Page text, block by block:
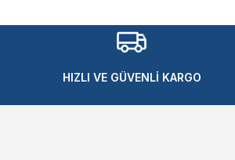
HIZLI VE GÜVENLİ KARGO